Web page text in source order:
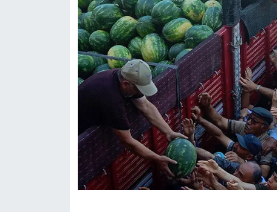
Teknoloji
Türkiye'nin Geleceği
Yerel Gündem
Yerel Yaşam